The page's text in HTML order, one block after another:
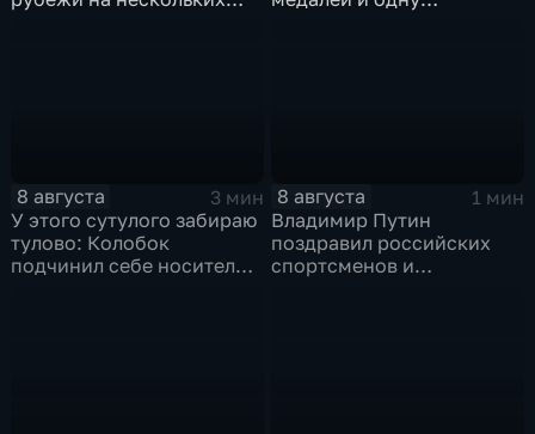
8 августа
3 мин
У этого сутулого забираю
тулово: Колобок
подчинил себе носителя в
8 августа
1 мин
Владимир Путин
поздравил российских
спортсменов и